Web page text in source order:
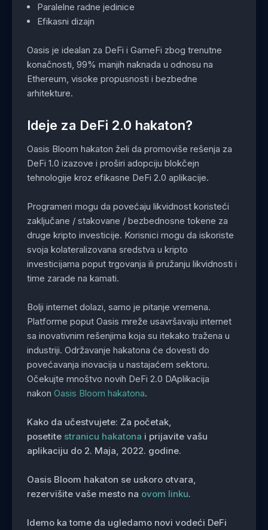
Paralelne radne jedinice
Efikasni dizajn
Oasis je idealan za DeFi i GameFi zbog trenutne
konačnosti, 99% manjih naknada u odnosu na
Ethereum, visoke propusnosti i bezbedne
arhitekture.
Ideje za DeFi 2.0 hakaton?
Oasis Bloom hakaton želi da promoviše rešenja za
DeFi 1.0 izazove i proširi adopciju blokčejn
tehnologije kroz efikasne DeFi 2.0 aplikacije.
Programeri mogu da povećaju likvidnost koristeći
zaključane / stakovane / bezbednosne tokene za
druge kripto investicije. Korisnici mogu da iskoriste
svoja kolateralizovana sredstva u kripto
investicijama poput trgovanja ili pružanju likvidnosti i
time zarade na kamati.
Bolji internet dolazi, samo je pitanje vremena.
Platforme poput Oasis mreže usavršavaju internet
sa inovativnim rešenjima koja su itekako tražena u
industriji. Održavanje hakatona će dovesti do
povećavanja inovacija u nastajaćem sektoru.
Očekujte mnoštvo novih DeFi 2.0 DAplikacija
nakon Oasis Bloom hakatona.
Kako da učestvujete: Za početak,
posetite stranicu hakatona i prijavite vašu
aplikaciju do 2. Maja, 2022. godine.
Oasis Bloom hakaton se uskoro otvara,
rezervišite vaše mesto na ovom linku.
Idemo ka tome da ugledamo novi vodeći DeFi